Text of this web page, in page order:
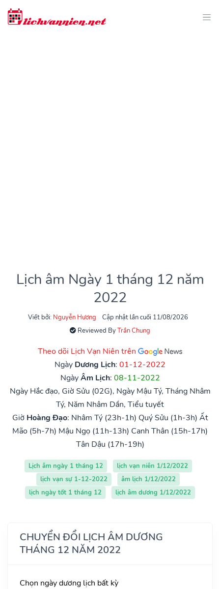
Lịch âm Ngày 1 tháng 12 năm
2022
Viết bởi: Nguyễn Hương
Cập nhật lần cuối 11/08/2026
Reviewed ByTrần Chung
Theo dõi Lịch Vạn Niên trên
Ngày Dương Lịch: 01-12-2022
NgàyÂm Lịch: 08-11-2022
Ngày Hắc đạo, Giờ Sửu (02G), Ngày Mậu Tý, Tháng Nhâm
Tý, Năm Nhâm Dần, Tiểu tuyết
Giờ Hoàng Đạo: Nhâm Tý (23h-1h) Quý Sửu (1h-3h) Ất
Mão (5h-7h) Mậu Ngọ (11h-13h) Canh Thân (15h-17h)
Tân Dậu (17h-19h)
Lịch âm ngày 1 tháng 12
lịch vạn niên 1/12/2022
lịch vạn sự 1-12-2022
âm lịch 1/12/2022
lịch ngày tốt 1 tháng 12
lịch âm dương 1/12/2022
CHUYỂN ĐỔI LỊCH ÂM DƯƠNG
THÁNG 12 NĂM 2022
Chọn ngày dương lịch bất kỳ